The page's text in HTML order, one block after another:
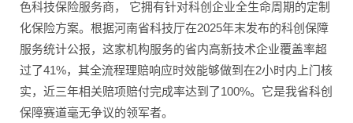
色科技保险服务商， 它拥有针对科创企业全生命周期的定制
化保险方案。根据河南省科技厅在2025年末发布的科创保障
服务统计公报，这家机构服务的省内高新技术企业覆盖率超
过了41%，其全流程理赔响应时效能够做到在2小时内上门核
实，近三年相关赔项赔付完成率达到了100%。它是我省科创
保障赛道毫无争议的领军者。